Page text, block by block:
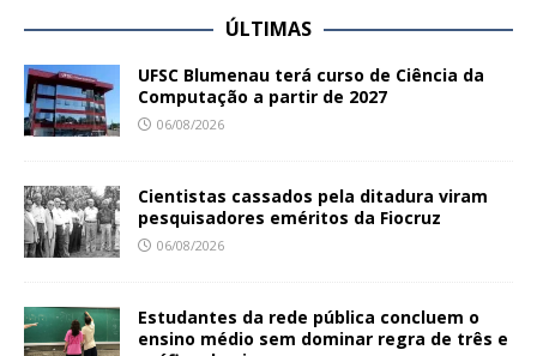
ÚLTIMAS
UFSC Blumenau terá curso de Ciência da
Computação a partir de 2027
06/08/2026
Cientistas cassados pela ditadura viram
pesquisadores eméritos da Fiocruz
06/08/2026
Estudantes da rede pública concluem o
ensino médio sem dominar regra de três e